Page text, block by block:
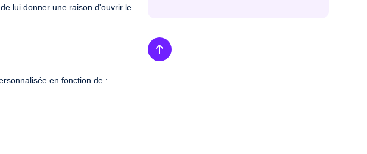
lui donner une raison d'ouvrir le
en fonction de :